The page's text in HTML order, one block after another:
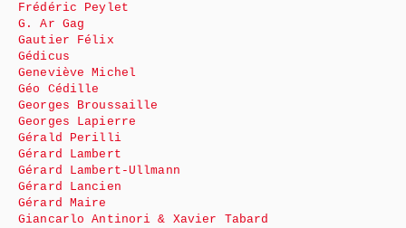
Frédéric Peylet
G. Ar Gag
Gautier Félix
Gédicus
Geneviève Michel
Géo Cédille
Georges Broussaille
Georges Lapierre
Gérald Perilli
Gérard Lambert
Gérard Lambert-Ullmann
Gérard Lancien
Gérard Maire
Giancarlo Antinori & Xavier Tabard